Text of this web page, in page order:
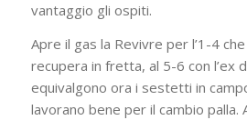
vantaggio gli ospiti.
Apre il gas la Revivre per l’1-4
recupera in fretta, al 5-6 con l’ex
equivalgono ora i sestetti in
lavorano bene per il cambio palla.